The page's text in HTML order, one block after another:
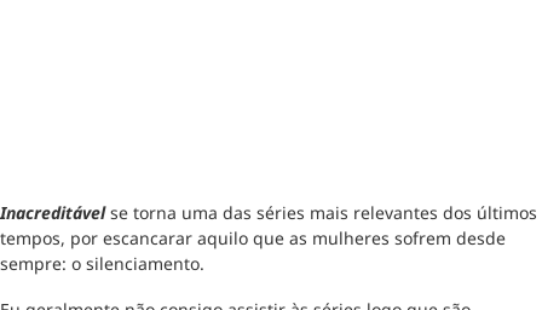
Inacreditávelse torna uma das séries mais relevantes dos últimos
tempos, por escancarar aquilo que as mulheres sofrem desde
sempre: o silenciamento.